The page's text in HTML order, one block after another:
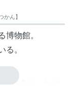
かん】
物館。
。
平成14）年12